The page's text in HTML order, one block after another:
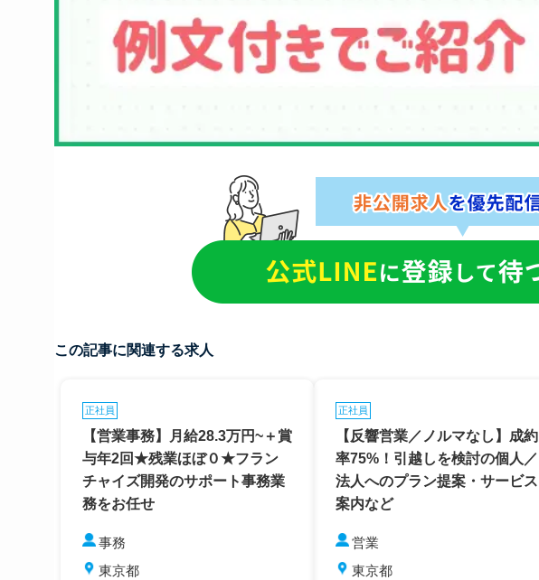
この記事に関連する求人
正社員
【営業事務】月給28.3万円~＋賞
与年2回★残業ほぼ０★フラン
チャイズ開発のサポート事務業
務をお任せ
事務
東京都
正社員
【反響営業／ノルマなし】成約
率75%！引越しを検討の個人／
法人へのプラン提案・サービス
案内など
営業
東京都